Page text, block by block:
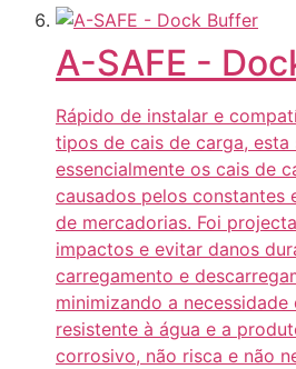
A-SAFE -
Rápido de instalar e
tipos de cais de carga,
essencialmente os cais de
causados pelos constantes
de mercadorias. Foi
impactos e evitar danos
carregamento e
minimizando a necessidade
resistente à água e a
corrosivo, não risca e não